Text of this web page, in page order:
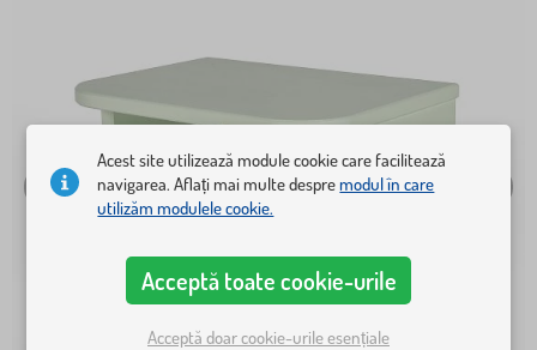
Acest site utilizează module cookie care facilitează
navigarea. Aflați mai multe despremodul în care
utilizăm modulele cookie.
Acceptă toate cookie-urile
Acceptă doar cookie-urile esențiale